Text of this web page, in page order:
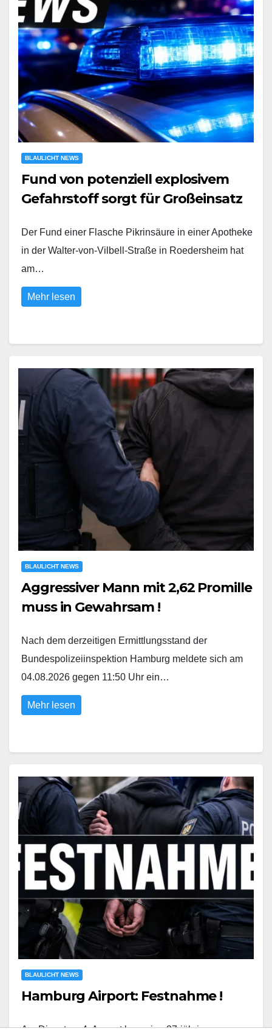
BLAULICHT NEWS
Fund von potenziell explosivem
Gefahrstoff sorgt für Großeinsatz
Der Fund einer Flasche Pikrinsäure in einer Apotheke
in der Walter-von-Vilbell-Straße in Roedersheim hat
am…
Mehr lesen
BLAULICHT NEWS
Aggressiver Mann mit 2,62 Promille
muss in Gewahrsam !
Nach dem derzeitigen Ermittlungsstand der
Bundespolizeiinspektion Hamburg meldete sich am
04.08.2026 gegen 11:50 Uhr ein…
Mehr lesen
BLAULICHT NEWS
Hamburg Airport: Festnahme !
Am Dienstag, 4. August kam eine 37-jährige